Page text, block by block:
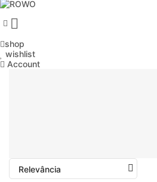

shop
wishlist
Account
Relevância